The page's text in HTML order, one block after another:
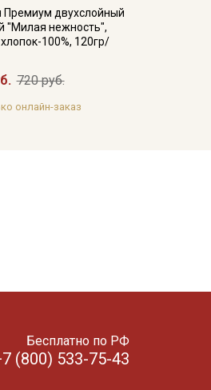
Премиум двухслойный
"Милая нежность",
100%, 120гр/
720 руб.
онлайн-заказ
Бесплатно по РФ
(800) 533-75-43